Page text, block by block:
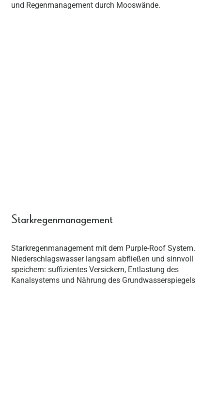
und Regenmanagement durch Mooswände.
Starkregenmanagement
Starkregenmanagement mit dem Purple-Roof System.
Niederschlagswasser langsam abfließen und sinnvoll
speichern: suffizientes Versickern, Entlastung des
Kanalsystems und Nährung des Grundwasserspiegels